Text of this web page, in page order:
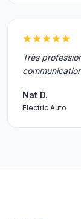
Très
Nat D.
Electric Auto